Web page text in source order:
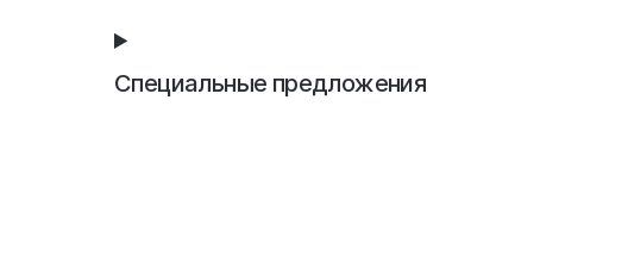
Специальные предложения